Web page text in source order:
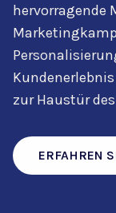
hervorragende
zur Haustür
ERFAHREN